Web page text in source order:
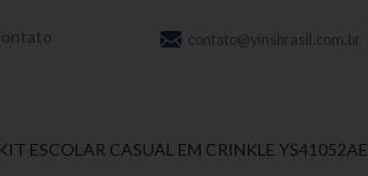
contato@yinsbrasil.com.br
ESCOLAR CASUAL EM CRINKLE YS41052AE